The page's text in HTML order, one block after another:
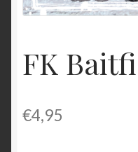
Shop
Warenkorb
FK
€4,95